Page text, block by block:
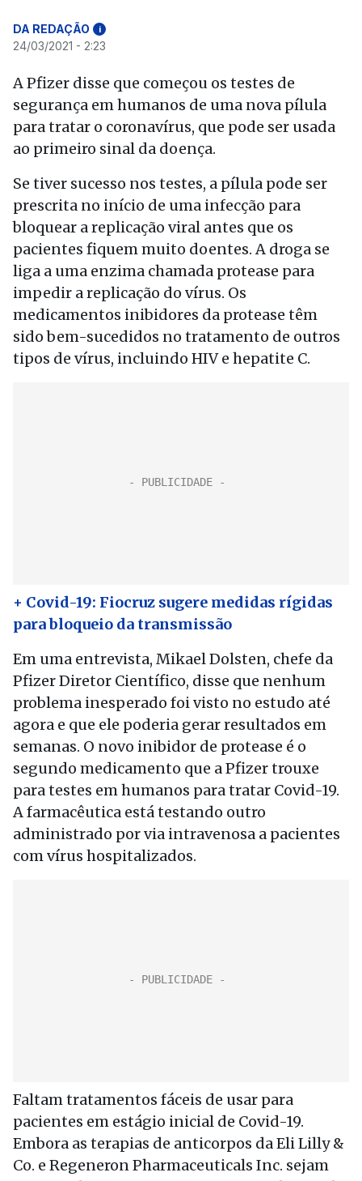
DA REDAÇÃO i
24/03/2021 - 2:23
A Pfizer disse que começou os testes de
segurança em humanos de uma nova pílula
para tratar o coronavírus, que pode ser usada
ao primeiro sinal da doença.
Se tiver sucesso nos testes, a pílula pode ser
prescrita no início de uma infecção para
bloquear a replicação viral antes que os
pacientes fiquem muito doentes. A droga se
liga a uma enzima chamada protease para
impedir a replicação do vírus. Os
medicamentos inibidores da protease têm
sido bem-sucedidos no tratamento de outros
tipos de vírus, incluindo HIV e hepatite C.
+ Covid-19: Fiocruz sugere medidas rígidas
para bloqueio da transmissão
Em uma entrevista, Mikael Dolsten, chefe da
Pfizer Diretor Científico, disse que nenhum
problema inesperado foi visto no estudo até
agora e que ele poderia gerar resultados em
semanas. O novo inibidor de protease é o
segundo medicamento que a Pfizer trouxe
para testes em humanos para tratar Covid-19.
A farmacêutica está testando outro
administrado por via intravenosa a pacientes
com vírus hospitalizados.
Faltam tratamentos fáceis de usar para
pacientes em estágio inicial de Covid-19.
Embora as terapias de anticorpos da Eli Lilly &
Co. e Regeneron Pharmaceuticals Inc. sejam